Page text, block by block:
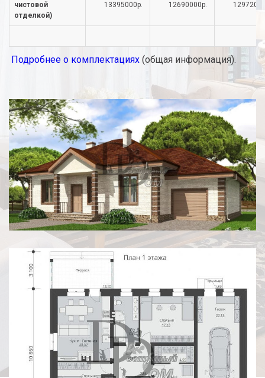
чистовой
отделкой)
13395000р. 12690000р.
Подробнее о комплектациях (общая информация).